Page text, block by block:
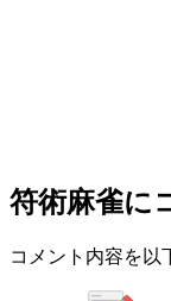
符術麻雀に
コメント内容を以